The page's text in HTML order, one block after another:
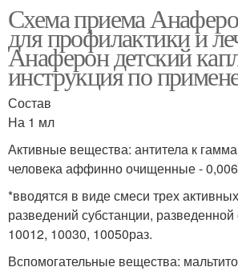
Схема приема
для профилактики и
Анаферон детский
инструкция по
Состав
На 1 мл
Активные вещества: антитела к
человека аффинно очищенные - 0,006
*вводятся в виде смеси трех
разведений субстанции, разведенной
10012, 10030, 10050раз.
Вспомогательные вещества: